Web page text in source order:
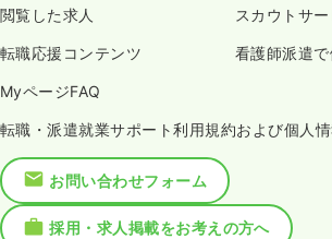
閲覧した求人 スカウトサー
転職応援コンテンツ 看護師派遣で
MyページFAQ
転職・派遣就業サポート利用規約および個人
お問い合わせフォーム
採用・求人掲載をお考えの方へ